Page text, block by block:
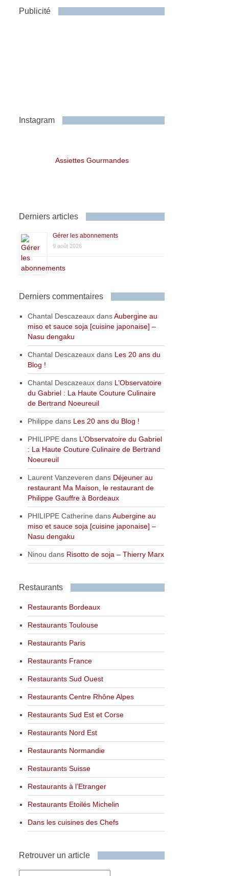
Publicité
Instagram
Assiettes Gourmandes
Derniers articles
Gérer les abonnements
9 août 2026
Derniers commentaires
Chantal Descazeaux dansAubergine au
miso et sauce soja [cuisine japonaise] –
Nasu dengaku
Chantal Descazeaux dans Les 20 ans du
Blog !
Chantal Descazeaux dans L’Observatoire
du Gabriel : La Haute Couture Culinaire
de Bertrand Noeureuil
Philippe dans Les 20 ans du Blog !
PHILIPPE dans L’Observatoire du Gabriel
: La Haute Couture Culinaire de Bertrand
Noeureuil
Laurent Vanzeveren dans Déjeuner au
restaurant Ma Maison, le restaurant de
Philippe Gauffre à Bordeaux
PHILIPPE Catherine dansAubergine au
miso et sauce soja [cuisine japonaise] –
Nasu dengaku
Ninou dans Risotto de soja – Thierry Marx
Restaurants
Restaurants Bordeaux
Restaurants Toulouse
Restaurants Paris
Restaurants France
Restaurants Sud Ouest
Restaurants Centre Rhône Alpes
Restaurants Sud Est et Corse
Restaurants Nord Est
Restaurants Normandie
Restaurants Suisse
Restaurants à l’Etranger
Restaurants Etoilés Michelin
Dans les cuisines des Chefs
Retrouver un article